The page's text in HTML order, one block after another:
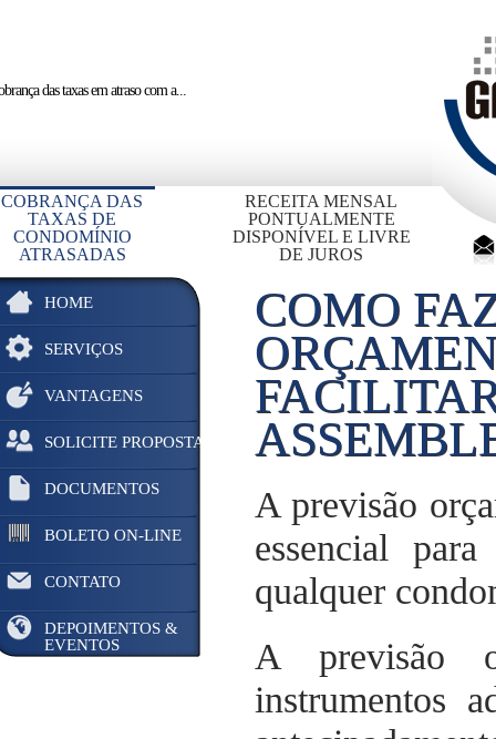
das taxas em atrasocom a...
COBRANÇA DAS
TAXAS DE
CONDOMÍNIO
ATRASADAS
RECEITA MENSAL
PONTUALMENTE
DISPONÍVEL E LIVRE
DE JUROS
HOME
SERVIÇOS
VANTAGENS
SOLICITE PROPOSTA
DOCUMENTOS
BOLETO ON-LINE
CONTATO
DEPOIMENTOS &
EVENTOS
COMO
A previsão
essencial
qualquer
A previsão
instrumentos